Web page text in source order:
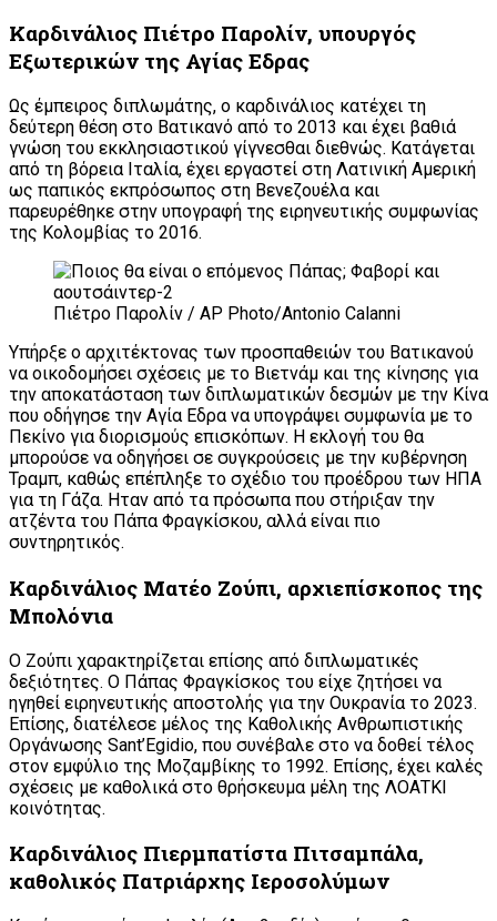
Καρδινάλιος Πιέτρο Παρολίν, υπουργός
Εξωτερικών της Αγίας Εδρας
Ως έμπειρος διπλωμάτης, ο καρδινάλιος κατέχει τη
δεύτερη θέση στο Βατικανό από το 2013 και έχει βαθιά
γνώση του εκκλησιαστικού γίγνεσθαι διεθνώς. Κατάγεται
από τη βόρεια Ιταλία, έχει εργαστεί στη Λατινική Αμερική
ως παπικός εκπρόσωπος στη Βενεζουέλα και
παρευρέθηκε στην υπογραφή της ειρηνευτικής συμφωνίας
της Κολομβίας το 2016.
Πιέτρο Παρολίν / AP Photo/Antonio Calanni
Υπήρξε ο αρχιτέκτονας των προσπαθειών του Βατικανού
να οικοδομήσει σχέσεις με το Βιετνάμ και της κίνησης για
την αποκατάσταση των διπλωματικών δεσμών με την Κίνα
που οδήγησε την Αγία Εδρα να υπογράψει συμφωνία με το
Πεκίνο για διορισμούς επισκόπων. Η εκλογή του θα
μπορούσε να οδηγήσει σε συγκρούσεις με την κυβέρνηση
Τραμπ, καθώς επέπληξε το σχέδιο του προέδρου των ΗΠΑ
για τη Γάζα. Ηταν από τα πρόσωπα που στήριξαν την
ατζέντα του Πάπα Φραγκίσκου, αλλά είναι πιο
συντηρητικός.
Καρδινάλιος Ματέο Ζούπι, αρχιεπίσκοπος της
Μπολόνια
Ο Ζούπι χαρακτηρίζεται επίσης από διπλωματικές
δεξιότητες. Ο Πάπας Φραγκίσκος του είχε ζητήσει να
ηγηθεί ειρηνευτικής αποστολής για την Ουκρανία το 2023.
Επίσης, διατέλεσε μέλος της Καθολικής Ανθρωπιστικής
Οργάνωσης Sant’Egidio, που συνέβαλε στο να δοθεί τέλος
στον εμφύλιο της Μοζαμβίκης το 1992. Επίσης, έχει καλές
σχέσεις με καθολικά στο θρήσκευμα μέλη της ΛΟΑΤΚΙ
κοινότητας.
Καρδινάλιος Πιερμπατίστα Πιτσαμπάλα,
καθολικός Πατριάρχης Ιεροσολύμων